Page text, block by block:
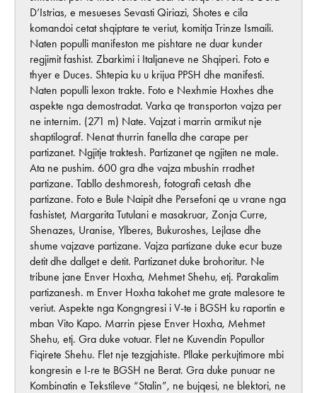
D’Istrias, e mesueses Sevasti Qiriazi, Shotes e cila
komandoi cetat shqiptare te veriut, komitja Trinze Ismaili.
Naten populli manifeston me pishtare ne duar kunder
regjimit fashist. Zbarkimi i Italjaneve ne Shqiperi. Foto e
thyer e Duces. Shtepia ku u krijua PPSH dhe manifesti.
Naten populli lexon trakte. Foto e Nexhmie Hoxhes dhe
aspekte nga demostradat. Varka qe transporton vajza per
ne internim. (271 m) Nate. Vajzat i marrin armikut nje
shaptilograf. Nenat thurrin fanella dhe carape per
partizanet. Ngjitje traktesh. Partizanet qe ngjiten ne male.
Ata ne pushim. 600 gra dhe vajza mbushin rradhet
partizane. Tabllo deshmoresh, fotografi cetash dhe
partizane. Foto e Bule Naipit dhe Persefoni qe u vrane nga
fashistet, Margarita Tutulani e masakruar, Zonja Curre,
Shenazes, Uranise, Ylberes, Bukuroshes, Lejlase dhe
shume vajzave partizane. Vajza partizane duke ecur buze
detit dhe dallget e detit. Partizanet duke brohoritur. Ne
tribune jane Enver Hoxha, Mehmet Shehu, etj. Parakalim
partizanesh. m Enver Hoxha takohet me grate malesore te
veriut. Aspekte nga Kongngresi i V-te i BGSH ku raportin e
mban Vito Kapo. Marrin pjese Enver Hoxha, Mehmet
Shehu, etj. Gra duke votuar. Flet ne Kuvendin Popullor
Fiqirete Shehu. Flet nje tezgjahiste. Pllake perkujtimore mbi
kongresin e I-re te BGSH ne Berat. Gra duke punuar ne
Kombinatin e Tekstileve “Stalin”, ne bujqesi, ne blektori, ne